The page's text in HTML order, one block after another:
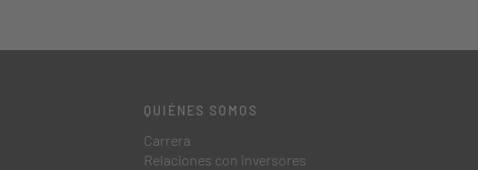
QUIÉNES SOMOS
Carrera
Relaciones con inversores